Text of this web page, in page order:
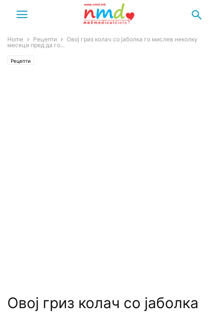
Home Рецепти
Овој гриз колач со јаболка го мислев неколку
месеци пред да го...
Рецепти
Овој гриз колач со јаболка